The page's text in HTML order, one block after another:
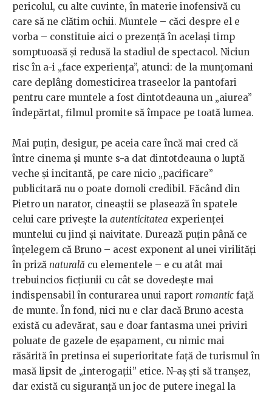
pericolul, cu alte cuvinte, în materie inofensivă cu
care să ne clătim ochii. Muntele – căci despre el e
vorba – constituie aici o prezență în același timp
somptuoasă și redusă la stadiul de spectacol. Niciun
risc în a-i „face experiența”, atunci: de la munțomani
care deplâng domesticirea traseelor la pantofari
pentru care muntele a fost dintotdeauna un „aiurea”
îndepărtat, filmul promite să împace pe toată lumea.
Mai puțin, desigur, pe aceia care încă mai cred că
între cinema și munte s-a dat dintotdeauna o luptă
veche și incitantă, pe care nicio „pacificare”
publicitară nu o poate domoli credibil. Făcând din
Pietro un narator, cineaștii se plasează în spatele
celui care privește la autenticitatea experienței
muntelui cu jind și naivitate. Durează puțin până ce
înțelegem că Bruno – acest exponent al unei virilități
în priză naturală cu elementele – e cu atât mai
trebuincios ficțiunii cu cât se dovedește mai
indispensabil în conturarea unui raport romantic față
de munte. În fond, nici nu e clar dacă Bruno acesta
există cu adevărat, sau e doar fantasma unei priviri
poluate de gazele de eșapament, cu nimic mai
răsărită în pretinsa ei superioritate față de turismul în
masă lipsit de „interogații” etice. N-aș ști să tranșez,
dar există cu siguranță un joc de putere inegal la